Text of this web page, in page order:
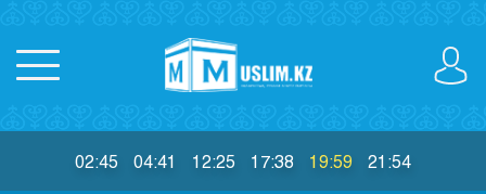
02:45 04:41 12:25 17:38 19:59 21:54